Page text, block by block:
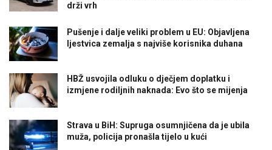
drži vrh
Pušenje i dalje veliki problem u EU: Objavljena
ljestvica zemalja s najviše korisnika duhana
HBŽ usvojila odluku o dječjem doplatku i
izmjene rodiljnih naknada: Evo što se mijenja
Strava u BiH: Supruga osumnjičena da je ubila
muža, policija pronašla tijelo u kući